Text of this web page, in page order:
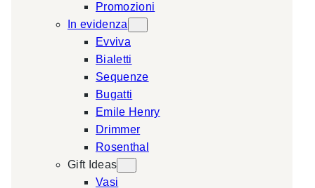
Promozioni
In evidenza
Evviva
Bialetti
Sequenze
Bugatti
Emile Henry
Drimmer
Rosenthal
Gift Ideas
Vasi